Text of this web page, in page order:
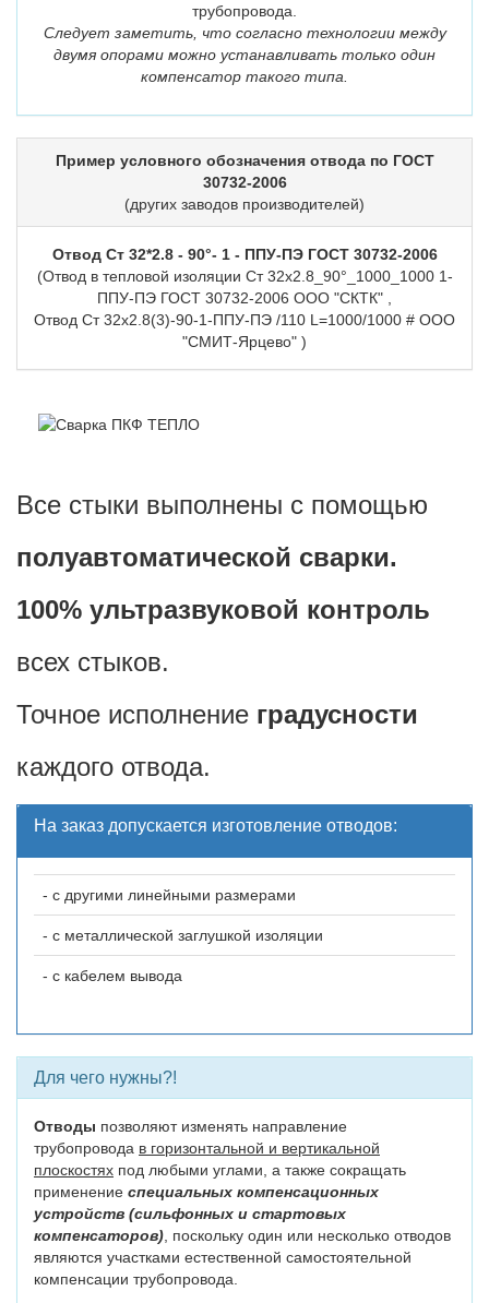
трубопровода.
Следует заметить, что согласно технологии между
двумя опорами можно устанавливать только один
компенсатор такого типа.
Пример условного обозначения отвода по ГОСТ
30732-2006
(других заводов производителей)
Отвод Ст 32*2.8 - 90°- 1 - ППУ-ПЭ ГОСТ 30732-2006
(Отвод в тепловой изоляции Ст 32х2.8_90°_1000_1000 1-
ППУ-ПЭ ГОСТ 30732-2006 ООО "СКТК" ,
Отвод Ст 32х2.8(3)-90-1-ППУ-ПЭ /110 L=1000/1000 # ООО
"СМИТ-Ярцево" )
Все стыки выполнены с помощью
полуавтоматической сварки.
100% ультразвуковой контроль
всех стыков.
Точное исполнение градусности
каждого отвода.
На заказ допускается изготовление отводов:
- с другими линейными размерами
- с металлической заглушкой изоляции
- с кабелем вывода
Для чего нужны?!
Отводы позволяют изменять направление
трубопровода в горизонтальной и вертикальной
плоскостях под любыми углами, а также сокращать
применение специальных компенсационных
устройств (сильфонных и стартовых
компенсаторов), поскольку один или несколько отводов
являются участками естественной самостоятельной
компенсации трубопровода.